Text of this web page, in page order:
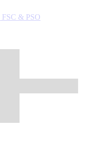
FSC & PSO